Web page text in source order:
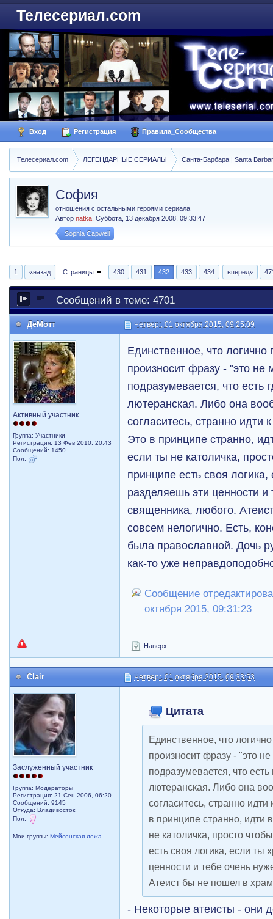
Телесериал.com
Вход Регистрация Правила_Сообщества
Телесериал.com ЛЕГЕНДАРНЫЕ СЕРИАЛЫ Санта-Барбара | Santa
София
отношения с остальными героями сериала
Авторnatka ,Суббота, 13 декабря 2008, 09:33:47
Sophia Capwell
1 «назад Страницы 430 431 432 433 434 вперед»
Сообщений в теме: 4701
ДеМотт Четверг, 01 октября 2015, 09:25:09
Активный участник
Группа: Участники
Регистрация: 13 Фев 2010, 20:43
Сообщений: 1450
Пол:
Единственное, что
произносит фразу - "это не
подразумевается, что есть
лютеранская. Либо она
согласитесь, странно идти
Это в принципе странно,
если ты не католичка,
принципе есть своя
разделяешь эти ценности и
священника, любого.
совсем нелогично. Есть,
была православной. Дочь
как-то уже
Сообщение
октября 2015, 09:31:23
Наверх
Clair Четверг, 01 октября 2015, 09:33:53
Заслуженный участник
Группа: Модераторы
Регистрация: 21 Сен 2006, 06:20
Сообщений: 9145
Откуда: Владивосток
Пол:
Мои группы:Мейсонская ложа
Цитата
Единственное, что
произносит фразу - "это
подразумевается, что
лютеранская. Либо она
согласитесь, странно
в принципе странно, идти
не католичка, просто
есть своя логика, если ты
ценности и тебе очень
Атеист бы не пошел в
- Некоторые атеисты - они